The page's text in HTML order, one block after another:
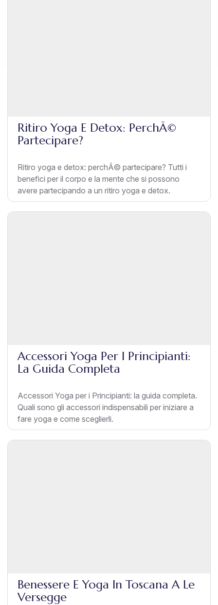
Ritiro Yoga E Detox: PerchÃ©
Partecipare?
Ritiro yoga e detox: perchÃ© partecipare? Tutti i
benefici per il corpo e la mente che si possono
avere partecipando a un ritiro yoga e detox.
Accessori Yoga Per I Principianti:
La Guida Completa
Accessori Yoga per i Principianti: la guida completa.
Quali sono gli accessori indispensabili per iniziare a
fare yoga e come sceglierli.
Benessere E Yoga In Toscana A Le
Versegge